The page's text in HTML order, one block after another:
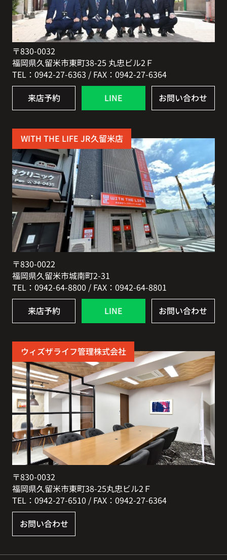
〒830-0032
福岡県久留米市東町38-25 丸忠ビル2Ｆ
TEL：0942-27-6363 / FAX：0942-27-6364
来店予約 LINE お問い合わせ
WITH THE LIFE JR久留米店
〒830-0022
福岡県久留米市城南町2-31
TEL：0942-64-8800 / FAX：0942-64-8801
来店予約 LINE お問い合わせ
ウィズザライフ管理株式会社
〒830-0032
福岡県久留米市東町38-25丸忠ビル2Ｆ
TEL：0942-27-6510 / FAX：0942-27-6364
お問い合わせ